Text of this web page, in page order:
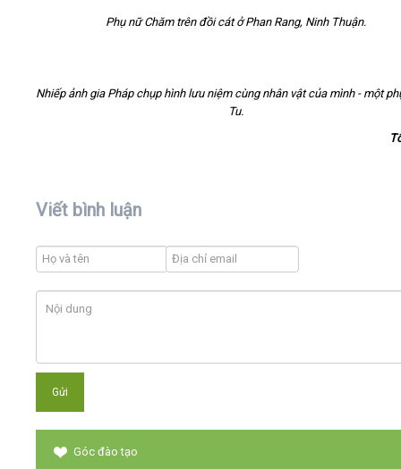
Phụ nữ Chăm trên đồi cát ở Phan Rang, Ninh Thuận.
Nhiếp ảnh gia Pháp chụp hình lưu niệm cùng nhân vật của mình - một
Tu.
Viết bình luận
Góc đào tạo